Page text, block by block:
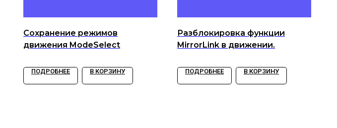
Сохранение режимов
движения ModeSelect
ПОДРОБНЕЕ В КОРЗИНУ
Разблокировка функции
MirrorLink в движении.
ПОДРОБНЕЕ В КОРЗИНУ